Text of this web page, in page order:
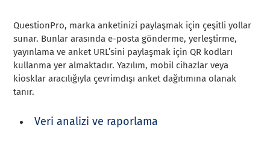
QuestionPro, marka anketinizi paylaşmak için çeşitli yollar
sunar. Bunlar arasında e-posta gönderme, yerleştirme,
yayınlama ve anket URL’sini paylaşmak için QR kodları
kullanma yer almaktadır. Yazılım, mobil cihazlar veya
kiosklar aracılığıyla çevrimdışı anket dağıtımına olanak
tanır.
Veri analizi ve raporlama